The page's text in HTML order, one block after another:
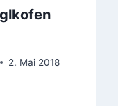
2. Mai 2018